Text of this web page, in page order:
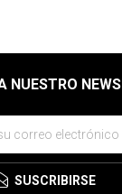
NUESTRO
SUSCRIBIRSE